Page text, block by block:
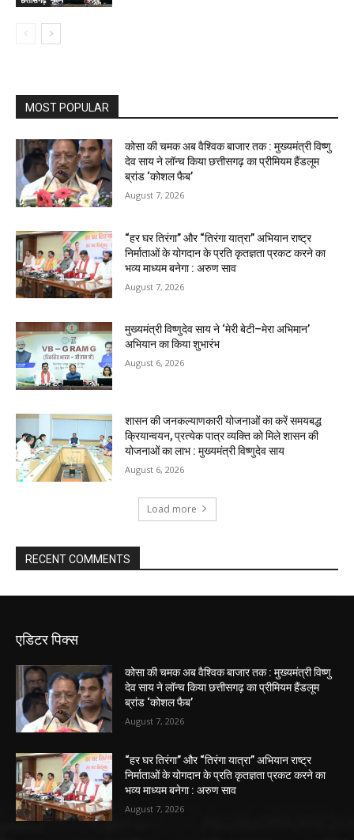
MOST POPULAR
कोसा की चमक अब वैश्विक बाजार तक : मुख्यमंत्री विष्णु
देव साय ने लॉन्च किया छत्तीसगढ़ का प्रीमियम हैंडलूम
ब्रांड ‘कोशल फैब’
August 7, 2026
“हर घर तिरंगा” और “तिरंगा यात्रा” अभियान राष्ट्र
निर्माताओं के योगदान के प्रति कृतज्ञता प्रकट करने का
भव्य माध्यम बनेगा : अरुण साव
August 7, 2026
मुख्यमंत्री विष्णुदेव साय ने ‘मेरी बेटी–मेरा अभिमान’
अभियान का किया शुभारंभ
August 6, 2026
शासन की जनकल्याणकारी योजनाओं का करें समयबद्ध
क्रियान्वयन, प्रत्येक पात्र व्यक्ति को मिले शासन की
योजनाओं का लाभ : मुख्यमंत्री विष्णुदेव साय
August 6, 2026
Load more
RECENT COMMENTS
एडिटर पिक्स
कोसा की चमक अब वैश्विक बाजार तक : मुख्यमंत्री विष्णु
देव साय ने लॉन्च किया छत्तीसगढ़ का प्रीमियम हैंडलूम
ब्रांड ‘कोशल फैब’
August 7, 2026
“हर घर तिरंगा” और “तिरंगा यात्रा” अभियान राष्ट्र
निर्माताओं के योगदान के प्रति कृतज्ञता प्रकट करने का
भव्य माध्यम बनेगा : अरुण साव
August 7, 2026